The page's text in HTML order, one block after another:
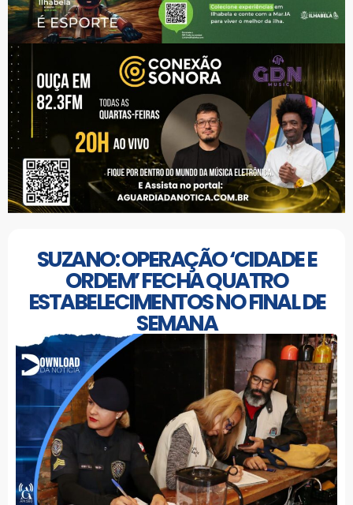
SUZANO: OPERAÇÃO ‘CIDADE E
ORDEM’ FECHA QUATRO
ESTABELECIMENTOS NO FINAL DE
SEMANA